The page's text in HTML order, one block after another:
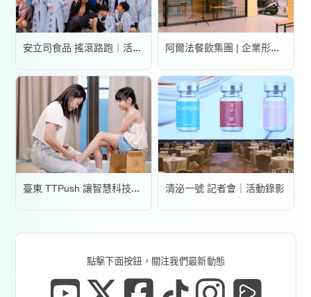
安立司食品 搖滾路跑｜活動錄影 阿爾法餐飲集團 | 企業形象宣傳片
臺東 TTPush 讓智慧科技更有溫度 | 形象影片 清泌一號 記者會｜活動錄影
點擊下面按鈕，關注我們最新動態